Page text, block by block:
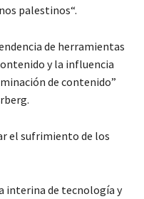
palestinos“.
de herramientas
y la influencia
de contenido”
el sufrimiento de los
interina de tecnología y